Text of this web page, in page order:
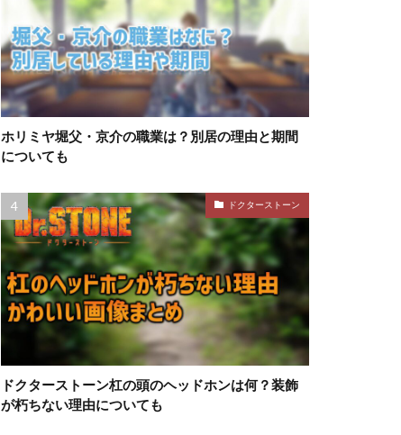
ホリミヤ堀父・京介の職業は？別居の理由と期間
についても
ドクターストーン
ドクターストーン杠の頭のヘッドホンは何？装飾
が朽ちない理由についても